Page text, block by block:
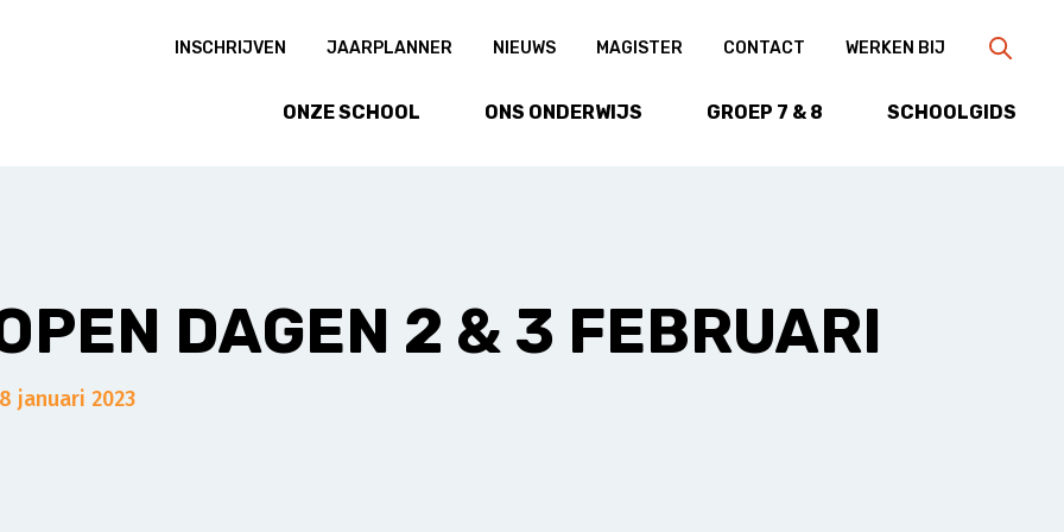
INSCHRIJVEN JAARPLANNER NIEUWS MAGISTER CONTACT WERKEN BIJ
ONZE SCHOOL
ONS ONDERWIJS GROEP 7 & 8 SCHOOLGIDS
DAGEN 2 & 3 FEBRUARI
januari 2023